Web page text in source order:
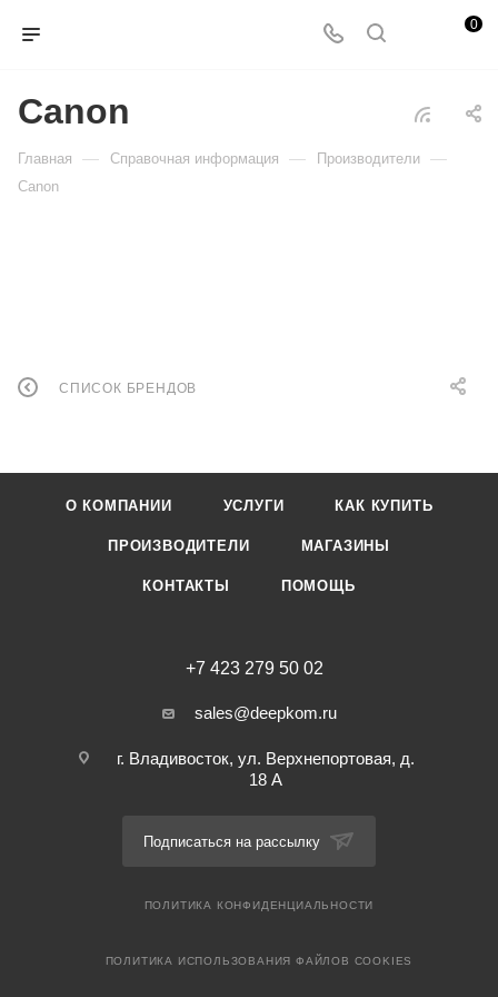
0
Canon
Главная — Справочная информация — Производители —
Canon
СПИСОК БРЕНДОВ
О КОМПАНИИ УСЛУГИ КАК КУПИТЬ
ПРОИЗВОДИТЕЛИ МАГАЗИНЫ
КОНТАКТЫ ПОМОЩЬ
+7 423 279 50 02
sales@deepkom.ru
г. Владивосток, ул. Верхнепортовая, д.
18 А
Подписаться на рассылку
ПОЛИТИКА КОНФИДЕНЦИАЛЬНОСТИ
ПОЛИТИКА ИСПОЛЬЗОВАНИЯ ФАЙЛОВ COOKIES